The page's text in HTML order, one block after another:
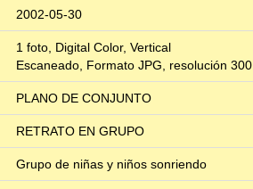
2002-05-30
1 foto, Digital Color, Vertical
Escaneado, Formato JPG, resolución
PLANO DE CONJUNTO
RETRATO EN GRUPO
Grupo de niñas y niños sonriendo